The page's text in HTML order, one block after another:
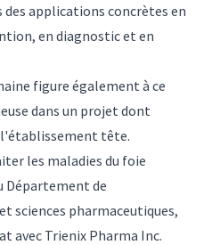
des applications concrètes en
en diagnostic et en
figure également à ce
dans un projet dont
tête.
les maladies du foie
Département de
sciences pharmaceutiques,
avec Trienix Pharma Inc.